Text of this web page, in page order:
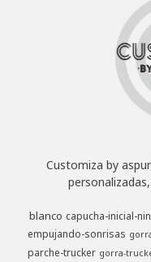
Customiza by
blanco capucha-inicial-
empujando-sonrisas
parche-trucker gorra-